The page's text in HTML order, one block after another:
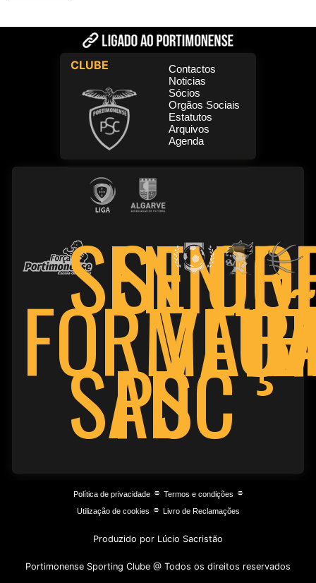
CLUBE
Contactos
Noticias
Sócios
Orgãos Sociais
Estatutos
Arquivos
Agenda
SAD
PSC
Política de privacidade⌯ Termos e condições ⌯
Utilização de cookies ⌯ Livro de Reclamações
Produzido por Lúcio Sacristão
Portimonense Sporting Clube @ Todos os direitos reservados